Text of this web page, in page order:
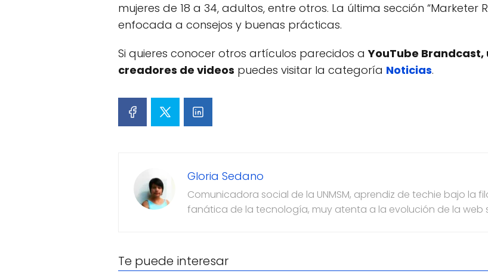
mujeres de 18 a 34, adultos, entre otros. La última sección “Marketer
enfocada a consejos y buenas prácticas.
Si quieres conocer otros artículos parecidos aYouTube
creadores de videos puedes visitar la categoría Noticias.
Gloria Sedano
Comunicadora social de la UNMSM, aprendiz de techie bajo la
fanática de la tecnología, muy atenta a la evolución de la web
Te puede interesar